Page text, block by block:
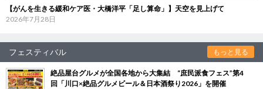
【がんを生きる緩和ケア医・大橋洋平「足し算命」】天空を見上げて
2026年7月28日
フェスティバル もっと見る
絶品屋台グルメが全国各地から大集結 “庶民派食フェス”第4
回「川口×絶品グルメビール＆日本酒祭り2026」を開催